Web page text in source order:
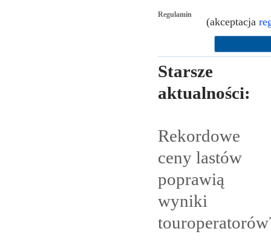
Regulamin
(akceptacja
Starsze
aktualności:
Rekordowe
ceny lastów
poprawią
wyniki